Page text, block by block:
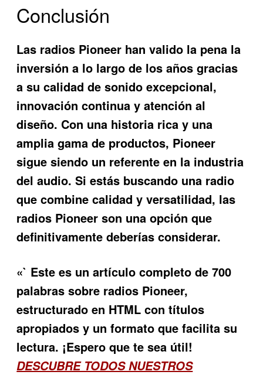
Conclusión
Las radios Pioneer han valido la pena la
inversión a lo largo de los años gracias
a su calidad de sonido excepcional,
innovación continua y atención al
diseño. Con una historia rica y una
amplia gama de productos, Pioneer
sigue siendo un referente en la industria
del audio. Si estás buscando una radio
que combine calidad y versatilidad, las
radios Pioneer son una opción que
definitivamente deberías considerar.
«` Este es un artículo completo de 700
palabras sobre radios Pioneer,
estructurado en HTML con títulos
apropiados y un formato que facilita su
lectura. ¡Espero que te sea útil!
DESCUBRE TODOS NUESTROS